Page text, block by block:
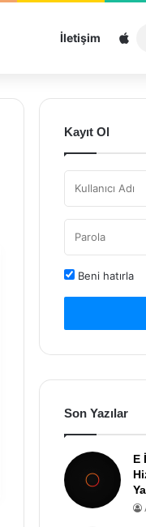
İletişim
Kayıt Ol
Beni hatırla
Son Yazılar
E